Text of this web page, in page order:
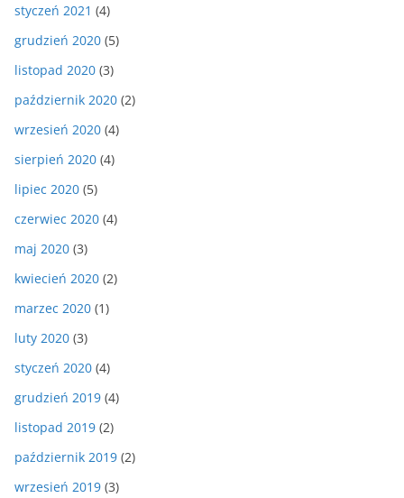
styczeń 2021 (4)
grudzień 2020 (5)
listopad 2020 (3)
październik 2020 (2)
wrzesień 2020 (4)
sierpień 2020 (4)
lipiec 2020 (5)
czerwiec 2020 (4)
maj 2020 (3)
kwiecień 2020 (2)
marzec 2020 (1)
luty 2020 (3)
styczeń 2020 (4)
grudzień 2019 (4)
listopad 2019 (2)
październik 2019 (2)
wrzesień 2019 (3)